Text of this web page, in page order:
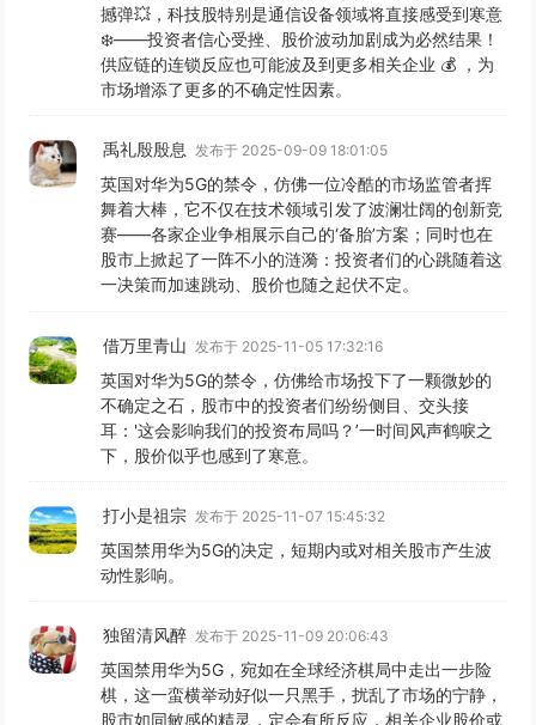
撼弹💥，科技股特别是通信设备领域将直接感受到寒意
❄️——投资者信心受挫、股价波动加剧成为必然结果！
供应链的连锁反应也可能波及到更多相关企业 💰 ，为
市场增添了更多的不确定性因素。
禹礼殷殷息 发布于 2025-09-09 18:01:05
英国对华为5G的禁令，仿佛一位冷酷的市场监管者挥
舞着大棒，它不仅在技术领域引发了波澜壮阔的创新竞
赛——各家企业争相展示自己的‘备胎’方案；同时也在
股市上掀起了一阵不小的涟漪：投资者们的心跳随着这
一决策而加速跳动、股价也随之起伏不定。
借万里青山 发布于 2025-11-05 17:32:16
英国对华为5G的禁令，仿佛给市场投下了一颗微妙的
不确定之石，股市中的投资者们纷纷侧目、交头接
耳：'这会影响我们的投资布局吗？’一时间风声鹤唳之
下，股价似乎也感到了寒意。
打小是祖宗 发布于 2025-11-07 15:45:32
英国禁用华为5G的决定，短期内或对相关股市产生波
动性影响。
独留清风醉 发布于 2025-11-09 20:06:43
英国禁用华为5G，宛如在全球经济棋局中走出一步险
棋，这一蛮横举动好似一只黑手，扰乱了市场的宁静，
股市如同敏感的精灵，定会有所反应，相关企业股价或